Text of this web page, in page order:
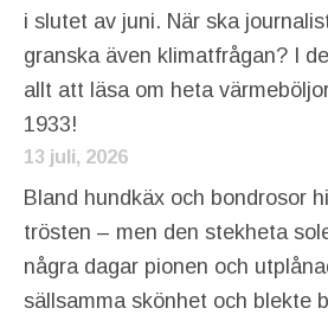
i slutet av juni. När ska
granska även klimatfrågan? I
allt att läsa om heta
1933!
13 juli, 2026
Bland hundkäx och bondrosor
trösten – men den stekheta
några dagar pionen och
sällsamma skönhet och blekte